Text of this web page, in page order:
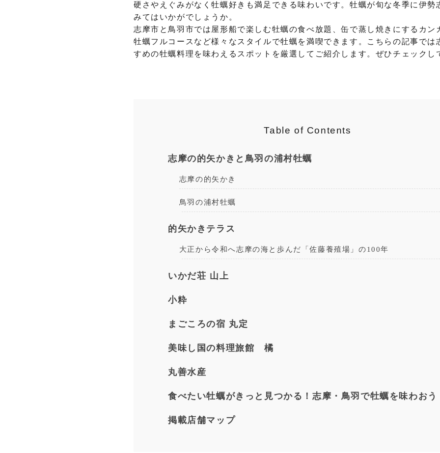
硬さやえぐみがなく牡蠣好きも満足できる味わいです。牡蠣が旬な冬季に伊勢
みてはいかがでしょうか。
志摩市と鳥羽市では屋形船で楽しむ牡蠣の食べ放題、缶で蒸し焼きにするカン
牡蠣フルコースなど様々なスタイルで牡蠣を満喫できます。こちらの記事では
すめの牡蠣料理を味わえるスポットを厳選してご紹介します。ぜひチェックし
Table of Contents
志摩の的矢かきと鳥羽の浦村牡蠣
志摩の的矢かき
鳥羽の浦村牡蠣
的矢かきテラス
大正から令和へ志摩の海と歩んだ「佐藤養殖場」の100年
いかだ荘 山上
小粋
まごころの宿 丸定
美味し国の料理旅館 橘
丸善水産
食べたい牡蠣がきっと見つかる！志摩・鳥羽で牡蠣を味わおう
掲載店舗マップ